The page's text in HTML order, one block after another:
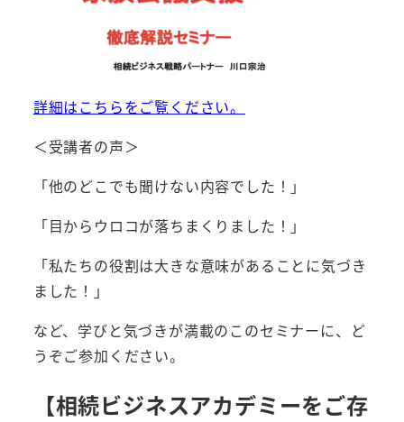
詳細はこちらをご覧ください。
＜受講者の声＞
「他のどこでも聞けない内容でした！」
「目からウロコが落ちまくりました！」
「私たちの役割は大きな意味があることに気づき
ました！」
など、学びと気づきが満載のこのセミナーに、ど
うぞご参加ください。
【相続ビジネスアカデミーをご存